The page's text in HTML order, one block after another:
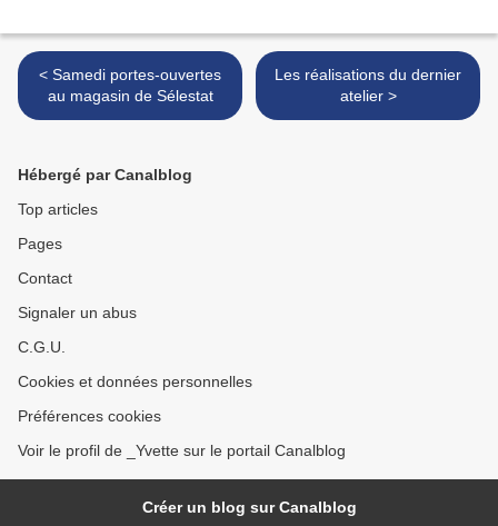
< Samedi portes-ouvertes
au magasin de Sélestat
Les réalisations du dernier
atelier >
Hébergé par Canalblog
Top articles
Pages
Contact
Signaler un abus
C.G.U.
Cookies et données personnelles
Préférences cookies
Voir le profil de _Yvette sur le portail Canalblog
Créer un blog sur Canalblog